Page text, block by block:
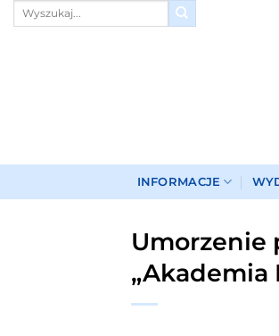
Przewiń
INFORMACJE
Umorzenie
„Akademia